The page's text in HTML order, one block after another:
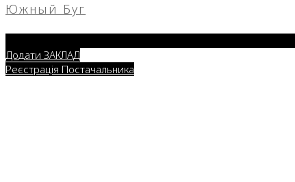
Южный Буг
Додати ЗАКЛАД
Реєстрація Постачальника